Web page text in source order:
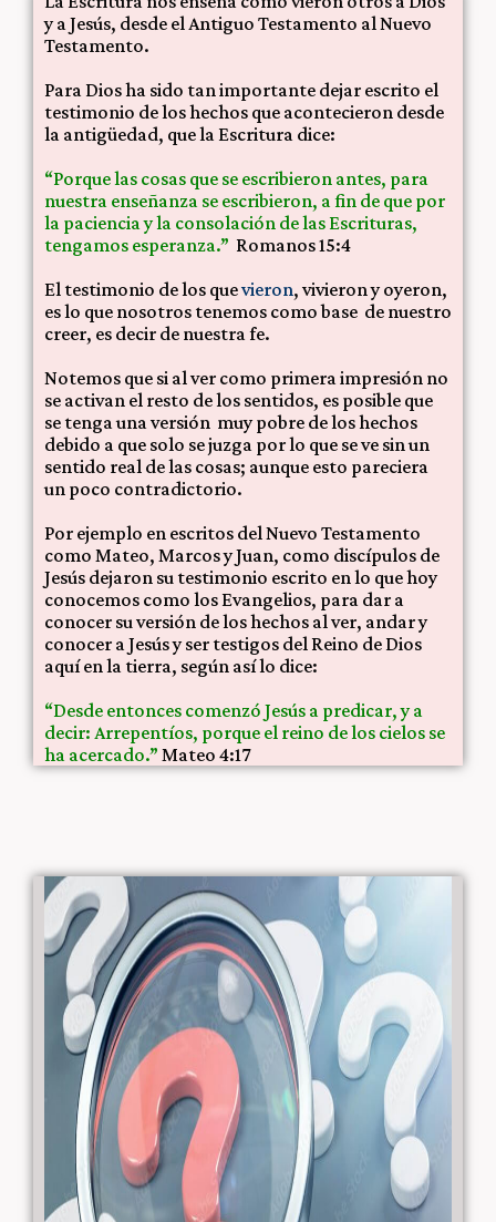
y a Jesús, desde el Antiguo Testamento al Nuevo
Testamento.
Para Dios ha sido tan importante dejar escrito el
testimonio de los hechos que acontecieron desde
la antigüedad, que la Escritura dice:
“Porque las cosas que se escribieron antes, para
nuestra enseñanza se escribieron, a fin de que por
la paciencia y la consolación de las Escrituras,
tengamos esperanza.” Romanos 15:4
El testimonio de los quevieron, vivieron y oyeron,
es lo que nosotros tenemos como base de nuestro
creer, es decir de nuestra fe.
Notemos que si al ver como primera impresión no
se activan el resto de los sentidos, es posible que
se tenga una versión muy pobre de los hechos
debido a que solo se juzga por lo que se ve sin un
sentido real de las cosas; aunque esto pareciera
un poco contradictorio.
Por ejemplo en escritos del Nuevo Testamento
como Mateo, Marcos y Juan, como discípulos de
Jesús dejaron su testimonio escrito en lo que hoy
conocemos como los Evangelios, para dar a
conocer su versión de los hechos al ver, andar y
conocer a Jesús y ser testigos del Reino de Dios
aquí en la tierra, según así lo dice:
“Desde entonces comenzó Jesús a predicar, y a
decir: Arrepentíos, porque el reino de los cielos se
ha acercado.” Mateo 4:17